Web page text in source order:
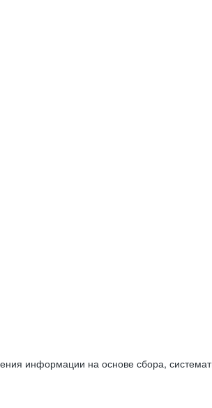
информации на основе сбора,